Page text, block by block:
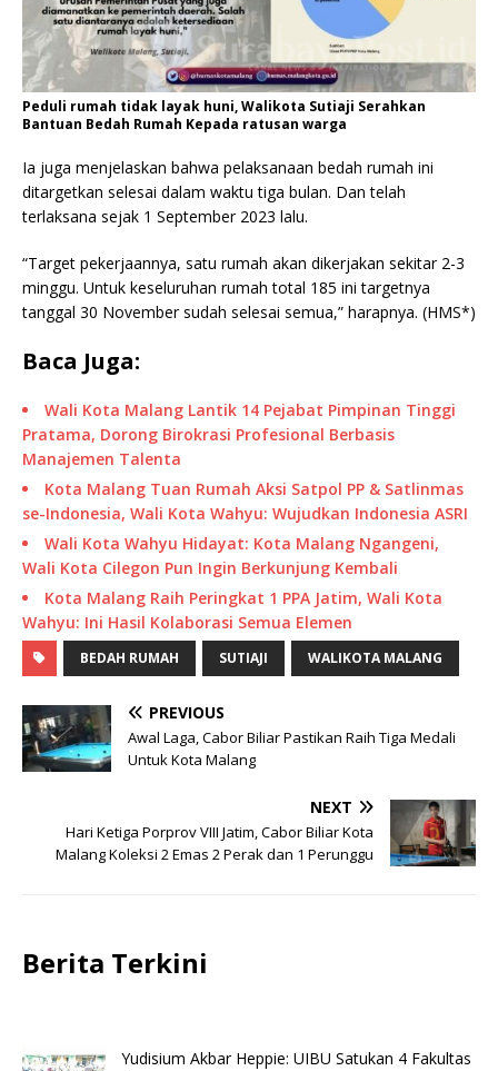
Peduli rumah tidak layak huni, Walikota Sutiaji Serahkan
Bantuan Bedah Rumah Kepada ratusan warga
Ia juga menjelaskan bahwa pelaksanaan bedah rumah ini
ditargetkan selesai dalam waktu tiga bulan. Dan telah
terlaksana sejak 1 September 2023 lalu.
“Target pekerjaannya, satu rumah akan dikerjakan sekitar 2-3
minggu. Untuk keseluruhan rumah total 185 ini targetnya
tanggal 30 November sudah selesai semua,” harapnya. (HMS*)
Baca Juga:
Wali Kota Malang Lantik 14 Pejabat Pimpinan Tinggi
Pratama, Dorong Birokrasi Profesional Berbasis
Manajemen Talenta
Kota Malang Tuan Rumah Aksi Satpol PP & Satlinmas
se-Indonesia, Wali Kota Wahyu: Wujudkan Indonesia ASRI
Wali Kota Wahyu Hidayat: Kota Malang Ngangeni,
Wali Kota Cilegon Pun Ingin Berkunjung Kembali
Kota Malang Raih Peringkat 1 PPA Jatim, Wali Kota
Wahyu: Ini Hasil Kolaborasi Semua Elemen
BEDAH RUMAH SUTIAJI WALIKOTA MALANG
PREVIOUS
Awal Laga, Cabor Biliar Pastikan Raih Tiga Medali
Untuk Kota Malang
NEXT
Hari Ketiga Porprov VIII Jatim, Cabor Biliar Kota
Malang Koleksi 2 Emas 2 Perak dan 1 Perunggu
Berita Terkini
Yudisium Akbar Heppie: UIBU Satukan 4 Fakultas